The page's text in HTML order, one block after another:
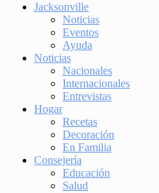
Jacksonville
Noticias
Eventos
Ayuda
Noticias
Nacionales
Internacionales
Entrevistas
Hogar
Recetas
Decoración
En Familia
Consejería
Educación
Salud